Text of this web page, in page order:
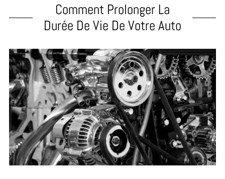
Comment Prolonger La
Durée De Vie De Votre Auto